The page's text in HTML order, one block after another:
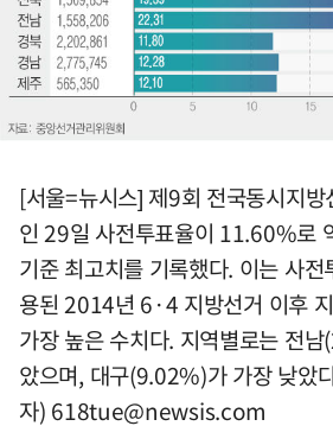
[서울=뉴시스] 제9회 전국동시지
인 29일 사전투표율이 11.60%로
기준 최고치를 기록했다. 이는 사전
용된 2014년 6·4 지방선거 이후
가장 높은 수치다. 지역별로는 전
았으며, 대구(9.02%)가 가장 낮았
자) 618tue@newsis.com